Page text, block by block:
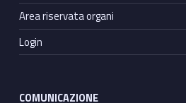
Area riservata organi
Login
COMUNICAZIONE